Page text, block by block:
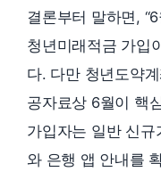
결론부터 말하면,
청년미래적금 가입
다. 다만 청년도약
공자료상 6월이 핵
가입자는 일반 신규
와 은행 앱 안내를